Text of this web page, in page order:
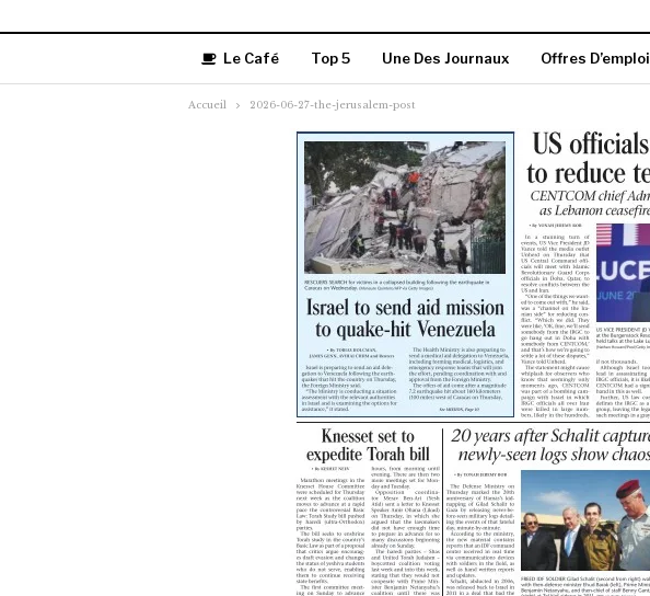
Le Café Top 5 Une Des Journaux Offres D’emploi
Accueil 2026-06-27-the-jerusalem-post